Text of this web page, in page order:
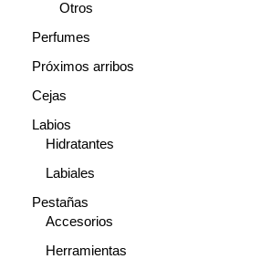
Otros
Perfumes
Próximos arribos
Cejas
Labios
Hidratantes
Labiales
Pestañas
Accesorios
Herramientas